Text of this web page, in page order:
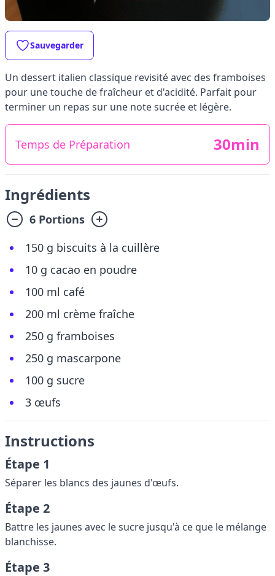
Sauvegarder
Un dessert italien classique revisité avec des framboises
pour une touche de fraîcheur et d'acidité. Parfait pour
terminer un repas sur une note sucrée et légère.
Temps de Préparation 30min
Ingrédients
6 Portions
150 g biscuits à la cuillère
10 g cacao en poudre
100 ml café
200 ml crème fraîche
250 g framboises
250 g mascarpone
100 g sucre
3 œufs
Instructions
Étape 1
Séparer les blancs des jaunes d'œufs.
Étape 2
Battre les jaunes avec le sucre jusqu'à ce que le mélange
blanchisse.
Étape 3